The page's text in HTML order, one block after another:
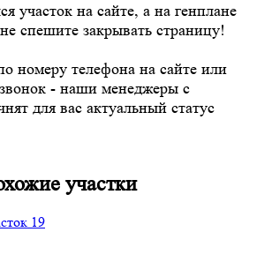
участок на сайте, а на генплане
спешите закрывать страницу!
номеру телефона на сайте или
звонок - наши менеджеры с
для вас актуальный статус
участки
19